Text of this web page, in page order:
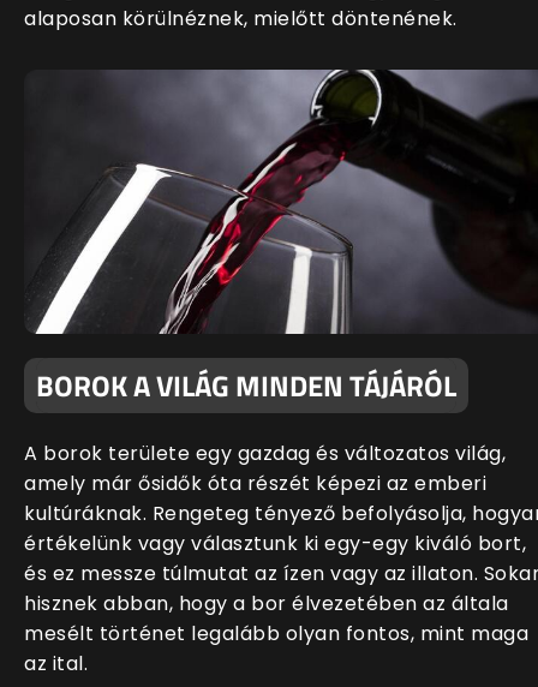
alaposan körülnéznek, mielőtt döntenének.
BOROK A VILÁG MINDEN TÁJÁRÓL
A borok területe egy gazdag és változatos világ,
amely már ősidők óta részét képezi az emberi
kultúráknak. Rengeteg tényező befolyásolja,
értékelünk vagy választunk ki egy-egy kiváló bort,
és ez messze túlmutat az ízen vagy az illaton.
hisznek abban, hogy a bor élvezetében az általa
mesélt történet legalább olyan fontos, mint maga
az ital.